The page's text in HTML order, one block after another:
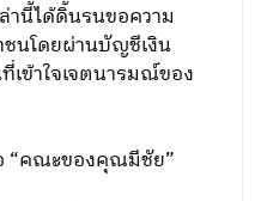
นี้ได้ดิ้นรนขอความ
นโดยผ่านบัญชีเงิน
เข้าใจเจตนารมณ์ของ
“คณะของคุณมีชัย”